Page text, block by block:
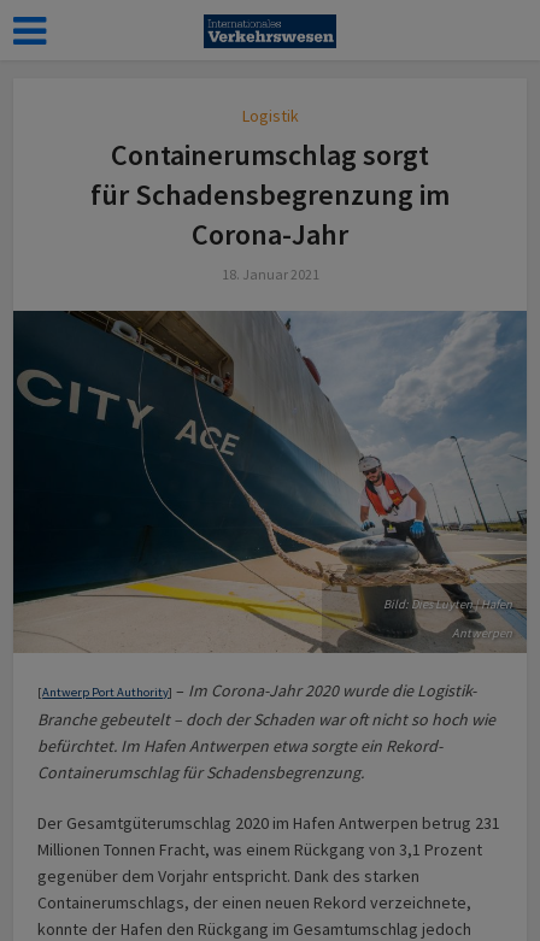
Logistik
Containerumschlag sorgt
für Schadensbegrenzung im
Corona-Jahr
18. Januar 2021
Bild: Dies Luyten | Hafen
Antwerpen
[Antwerp Port Authority] – Im Corona-Jahr 2020 wurde die Logistik-
Branche gebeutelt – doch der Schaden war oft nicht so hoch wie
befürchtet. Im Hafen Antwerpen etwa sorgte ein Rekord-
Containerumschlag für Schadensbegrenzung.
Der Gesamtgüterumschlag 2020 im Hafen Antwerpen betrug 231
Millionen Tonnen Fracht, was einem Rückgang von 3,1 Prozent
gegenüber dem Vorjahr entspricht. Dank des starken
Containerumschlags, der einen neuen Rekord verzeichnete,
konnte der Hafen den Rückgang im Gesamtumschlag jedoch